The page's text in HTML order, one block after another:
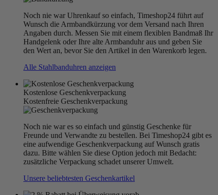
Noch nie war Uhrenkauf so einfach, Timeshop24 führt auf
Wunsch die Armbandkürzung vor dem Versand nach Ihren
Angaben durch. Messen Sie mit einem flexiblen Bandmaß Ihr
Handgelenk oder Ihre alte Armbanduhr aus und geben Sie
den Wert an, bevor Sie den Artikel in den Warenkorb legen.
Alle Stahlbanduhren anzeigen
Kostenlose Geschenkverpackung
Kostenfreie Geschenkverpackung
Noch nie war es so einfach und günstig Geschenke für
Freunde und Verwandte zu bestellen. Bei Timeshop24 gibt es
eine aufwendige Geschenkverpackung auf Wunsch gratis
dazu. Bitte wählen Sie diese Option jedoch mit Bedacht:
zusätzliche Verpackung schadet unserer Umwelt.
Unsere beliebtesten Geschenkartikel